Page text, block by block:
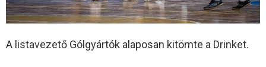
A listavezető Gólgyártók alaposan kitömte a Drinket.